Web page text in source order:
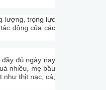
lượng, trọng lực
động của các
đủ ngày nay
nhiều, mẹ bầu
như thịt nạc, cá,